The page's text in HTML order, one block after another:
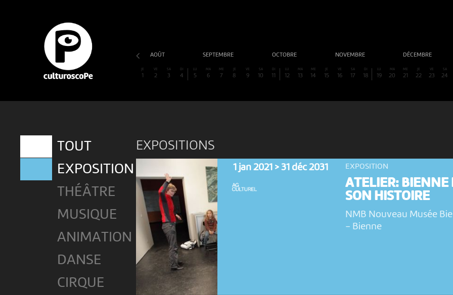
AOÛT SEPTEMBRE OCTOBRE NOVEMBRE DÉCEMBRE
JE
1
VE
2
SA
3
DI
4
LU
5
MA
6
ME
7
JE
8
VE
9
SA
10
DI
11
LU
12
MA
13
ME
14
JE
15
VE
16
SA
17
DI
18
LU
19
MA
20
ME
21
JE
22
VE
23
SA
24
TOUT
EXPOSITION
THÉÂTRE
MUSIQUE
ANIMATION
DANSE
CIRQUE
EXPOSITIONS
1 jan 2021 > 31 déc 2031 EXPOSITION
ATELIER: BIENNE
SON HISTOIRE
NMB Nouveau Musée
- Bienne